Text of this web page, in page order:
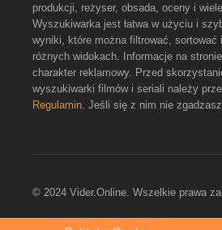
produkcji, reżyser, obsada, oceny i
Wyszukiwarka jest łatwa w użyciu i
wyniki, które można filtrować, sortować
różnych widokach. Informacje na
charakter reklamowy. Przed
wyszukiwarki filmów i seriali należy
Regulamin. Jeśli się z nim nie
© 2024 Vider.Online. Wszelkie prawa